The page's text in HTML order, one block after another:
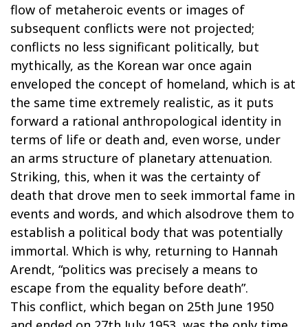
flow of metaheroic events or images of
subsequent conflicts were not projected;
conflicts no less significant politically, but
mythically, as the Korean war once again
enveloped the concept of homeland, which is at
the same time extremely realistic, as it puts
forward a rational anthropological identity in
terms of life or death and, even worse, under
an arms structure of planetary attenuation.
Striking, this, when it was the certainty of
death that drove men to seek immortal fame in
events and words, and which alsodrove them to
establish a political body that was potentially
immortal. Which is why, returning to Hannah
Arendt, “politics was precisely a means to
escape from the equality before death”.
This conflict, which began on 25th June 1950